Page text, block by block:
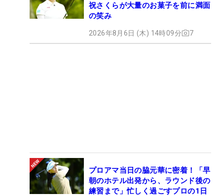
祝さくらが大量のお菓子を前に満面
の笑み
2026年8月6日 (木) 14時09分 7
プロアマ当日の脇元華に密着！「早
朝のホテル出発から、ラウンド後の
練習まで」忙しく過ごすプロの1日